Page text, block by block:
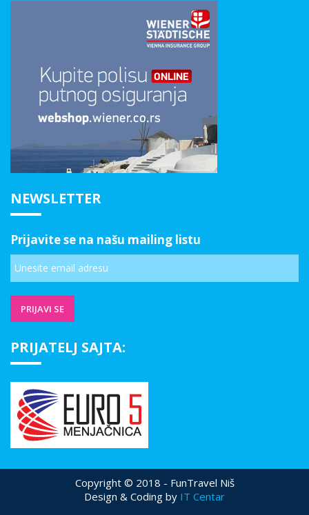
NEWSLETTER
Prijavite se na našu mailing listu
PRIJATELJ SAJTA:
Copyright © 2018 - FunTravel Niš
Design & Coding by IT Centar